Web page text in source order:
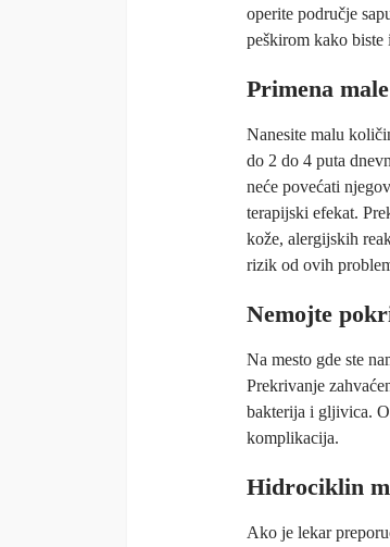
operite područje
peškirom kako
Primena
Nanesite malu
do 2 do 4 puta
neće povećati
terapijski efekat.
kože, alergijskih
rizik od ovih
Nemojte
Na mesto gde ste
Prekrivanje
bakterija i gljivica.
komplikacija.
Hidrociklin
Ako je lekar